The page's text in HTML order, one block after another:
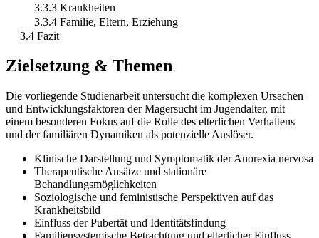
3.3.3 Krankheiten
3.3.4 Familie, Eltern, Erziehung
3.4 Fazit
Zielsetzung & Themen
Die vorliegende Studienarbeit untersucht die komplexen Ursachen
und Entwicklungsfaktoren der Magersucht im Jugendalter, mit
einem besonderen Fokus auf die Rolle des elterlichen Verhaltens
und der familiären Dynamiken als potenzielle Auslöser.
Klinische Darstellung und Symptomatik der Anorexia nervosa
Therapeutische Ansätze und stationäre
Behandlungsmöglichkeiten
Soziologische und feministische Perspektiven auf das
Krankheitsbild
Einfluss der Pubertät und Identitätsfindung